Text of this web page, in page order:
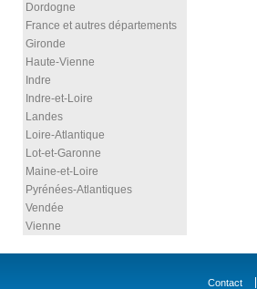
Dordogne
France et autres départements
Gironde
Haute-Vienne
Indre
Indre-et-Loire
Landes
Loire-Atlantique
Lot-et-Garonne
Maine-et-Loire
Pyrénées-Atlantiques
Vendée
Vienne
Contact